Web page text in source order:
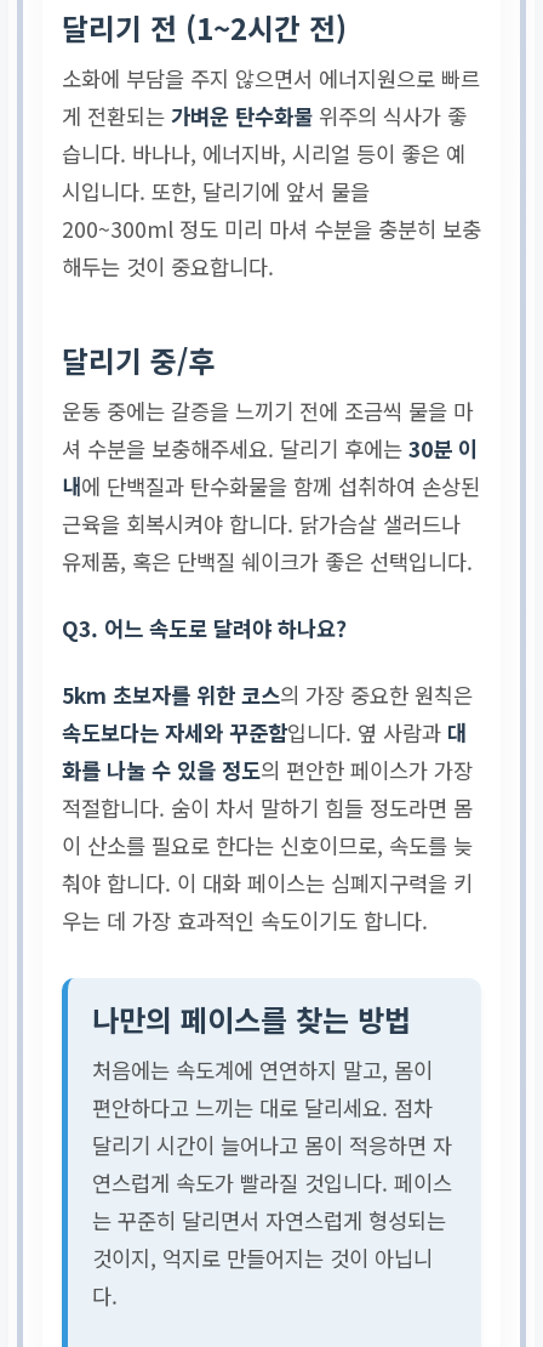
달리기 전 (1~2시간 전)
소화에 부담을 주지 않으면서 에너지원으로 빠르
게 전환되는 가벼운 탄수화물 위주의 식사가 좋
습니다. 바나나, 에너지바, 시리얼 등이 좋은 예
시입니다. 또한, 달리기에 앞서 물을
200~300ml 정도 미리 마셔 수분을 충분히 보충
해두는 것이 중요합니다.
달리기 중/후
운동 중에는 갈증을 느끼기 전에 조금씩 물을 마
셔 수분을 보충해주세요. 달리기 후에는 30분 이
내에 단백질과 탄수화물을 함께 섭취하여 손상된
근육을 회복시켜야 합니다. 닭가슴살 샐러드나
유제품, 혹은 단백질 쉐이크가 좋은 선택입니다.
Q3. 어느 속도로 달려야 하나요?
5km 초보자를 위한 코스의 가장 중요한 원칙은
속도보다는 자세와 꾸준함입니다. 옆 사람과 대
화를 나눌 수 있을 정도의 편안한 페이스가 가장
적절합니다. 숨이 차서 말하기 힘들 정도라면 몸
이 산소를 필요로 한다는 신호이므로, 속도를 늦
춰야 합니다. 이 대화 페이스는 심폐지구력을 키
우는 데 가장 효과적인 속도이기도 합니다.
나만의 페이스를 찾는 방법
처음에는 속도계에 연연하지 말고, 몸이
편안하다고 느끼는 대로 달리세요. 점차
달리기 시간이 늘어나고 몸이 적응하면 자
연스럽게 속도가 빨라질 것입니다. 페이스
는 꾸준히 달리면서 자연스럽게 형성되는
것이지, 억지로 만들어지는 것이 아닙니
다.